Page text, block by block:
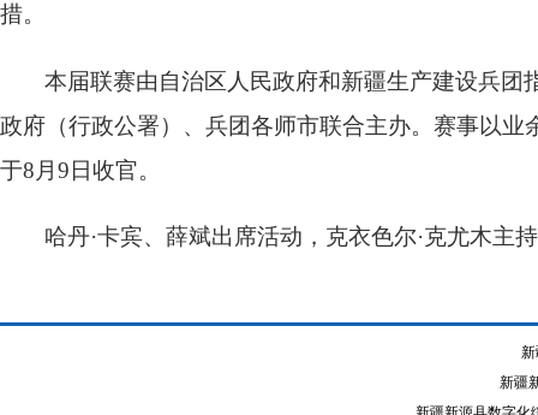
措。
本届联赛由自治区人民政府和新疆生产建设兵
政府（行政公署）、兵团各师市联合主办。赛事以
于8月9日收官。
哈丹·卡宾、薛斌出席活动，克衣色尔·克尤木主
新疆